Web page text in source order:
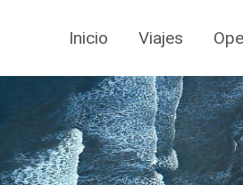
Inicio Viajes